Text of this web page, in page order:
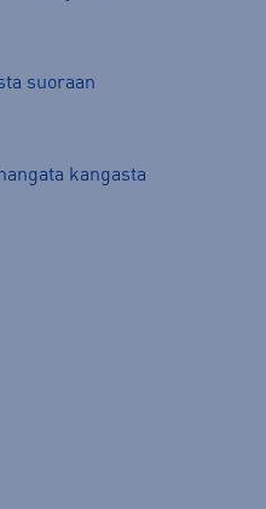
suoraan
kangasta